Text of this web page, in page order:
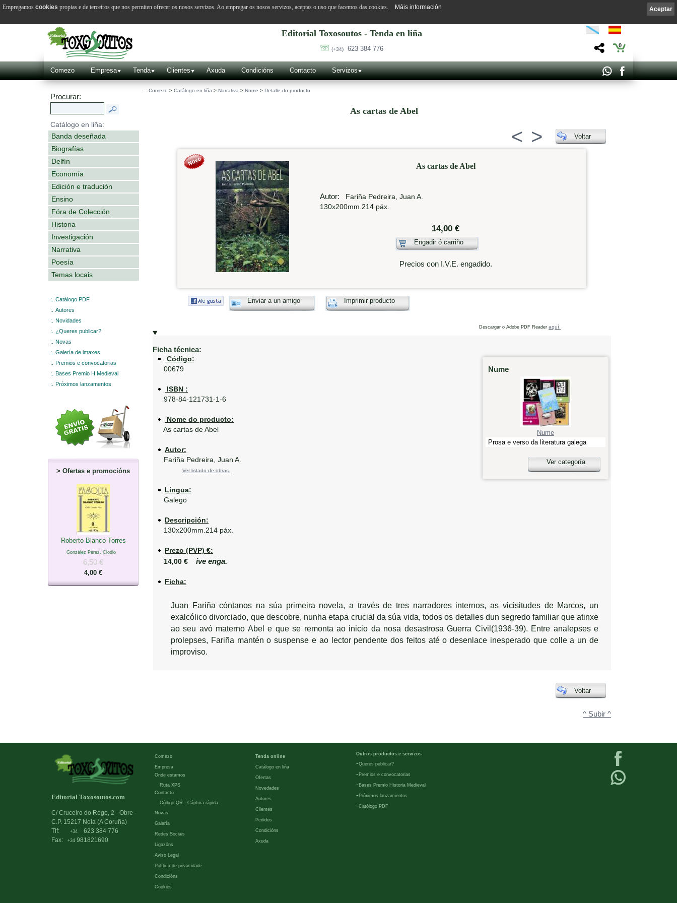
Editorial Toxosoutos - Tenda en liña
(+34) 623 384 776 0
Comezo Empresa Tenda Clientes Axuda Condicións Contacto Servizos
Procurar:
Catálogo en liña:
Banda deseñada
Biografías
Delfín
Economía
Edición e tradución
Ensino
Fóra de Colección
Historia
Investigación
Narrativa
Poesía
Temas locais
:.
Catálogo PDF
:.
Autores
:.
Novidades
:.
¿Queres publicar?
:.
Novas
:.
Galería de imaxes
:.
Premios e convocatorias
:.
Bases Premio H Medieval
:.
Próximos lanzamentos
> Ofertas e promocións
Roberto Blanco Torres
González Pérez, Clodio
6,50 €
4,00 €
:: Comezo > Catálogo en liña > Narrativa > Nume > Detalle do producto
As cartas de Abel
< > Voltar
As cartas de Abel
Autor:
Fariña Pedreira, Juan A.
130x200mm.214 páx.
14,00 €
Engadir ó carriño
Precios con I.V.E. engadido.
Enviar a un amigo Imprimir producto
Descargar o Adobe PDF Reader aquí.
Ficha técnica:
Nume
Nume
Prosa e verso da literatura galega
Ver categoría
Código:
00679
ISBN :
978-84-121731-1-6
Nome do producto:
As cartas de Abel
Autor:
Fariña Pedreira, Juan A.
Ver listado de obras.
Lingua:
Galego
Descripción:
130x200mm.214 páx.
Prezo (PVP) €:
14,00 € ive enga.
Ficha:
Juan Fariña cóntanos na súa primeira novela, a través de tres narradores internos, as vicisitudes de Marcos, un
exalcólico divorciado, que descobre, nunha etapa crucial da súa vida, todos os detalles dun segredo familiar que atinxe
ao seu avó materno Abel e que se remonta ao inicio da nosa desastrosa Guerra Civil(1936-39). Entre analepses e
prolepses, Fariña mantén o suspense e ao lector pendente dos feitos até o desenlace inesperado que colle a un de
improviso.
Voltar
^ Subir ^
Editorial Toxosoutos.com
C/ Cruceiro do Rego, 2 - Obre -
C.P. 15217 Noia (A Coruña)
Tlf:
+34
623 384 776
Fax:
+34 981821690
Comezo
Empresa
Onde estamos
Ruta XPS
Contacto
Código QR - Cáptura rápida
Novas
Galería
Redes Sociais
Ligazóns
Aviso Legal
Política de privacidade
Condicións
Cookies
Tenda online
Catálogo en liña
Ofertas
Novedades
Autores
Clientes
Pedidos
Condicións
Axuda
Outros productos e servizos
-Queres publicar?
- Premios e convocatorias
- Bases Premio Historia Medieval
- Próximos lanzamientos
-Católogo PDF
Aceptar
Empregamos cookies propias e de terceiros que nos permiten ofrecer os nosos servizos. Ao empregar os nosos servizos, aceptas o uso que facemos das cookies. Máis información